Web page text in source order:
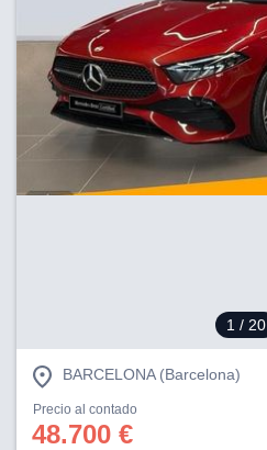
1 / 20
BARCELONA (Barcelona)
Precio al contado
48.700 €